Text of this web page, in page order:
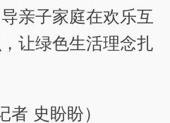
亲子家庭在欢乐互
让绿色生活理念扎
者 史盼盼）